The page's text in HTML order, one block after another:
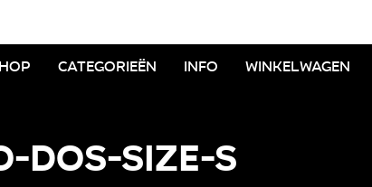
Categorieën Info Winkelwagen
dos-size-s